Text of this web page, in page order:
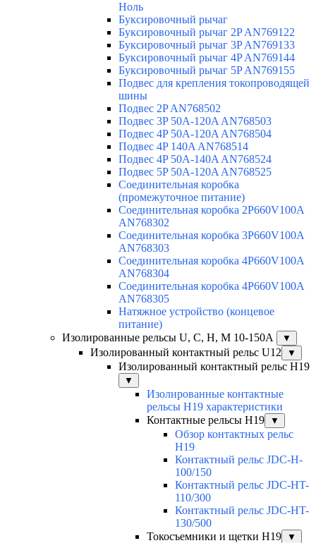
Ноль
Буксировочный рычаг
Буксировочный рычаг 2P AN769122
Буксировочный рычаг 3P AN769133
Буксировочный рычаг 4P AN769144
Буксировочный рычаг 5P AN769155
Подвес для крепления токопроводящей
шины
Подвес 2P AN768502
Подвес 3P 50A-120A AN768503
Подвес 4P 50A-120A AN768504
Подвес 4P 140A AN768514
Подвес 4P 50A-140A AN768524
Подвес 5P 50A-120A AN768525
Соединительная коробка
(промежуточное питание)
Соединительная коробка 2P660V100A
AN768302
Соединительная коробка 3P660V100A
AN768303
Соединительная коробка 4P660V100A
AN768304
Соединительная коробка 4P660V100A
AN768305
Натяжное устройство (концевое
питание)
Изолированные рельсы U, C, H, M 10-150А
▼
Изолированный контактный рельс U12 ▼
Изолированный контактный рельс Н19
▼
Изолированные контактные
рельсы Н19 характеристики
Контактные рельсы H19
▼
Обзор контактных рельс
H19
Контактный рельс JDC-H-
100/150
Контактный рельс JDC-HT-
110/300
Контактный рельс JDC-HT-
130/500
Токосъемники и щетки H19
▼